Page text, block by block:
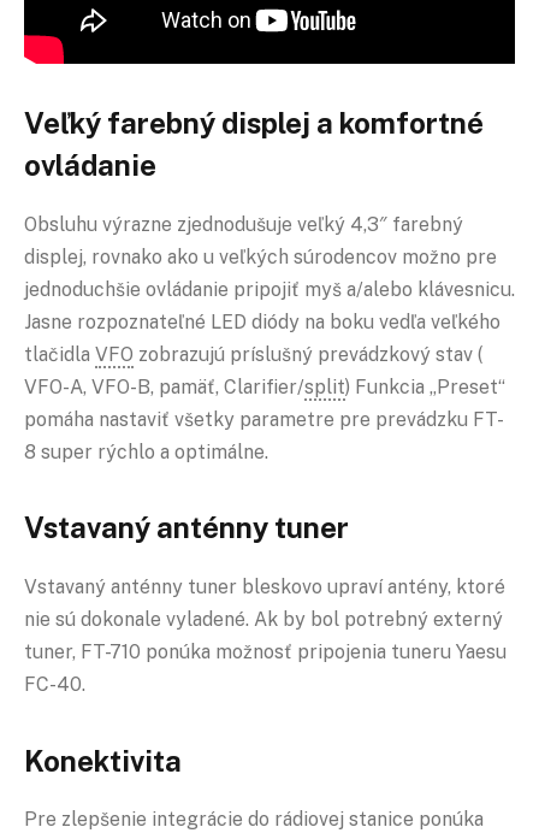
Veľký farebný displej a komfortné
ovládanie
Obsluhu výrazne zjednodušuje veľký 4,3″ farebný
displej, rovnako ako u veľkých súrodencov možno pre
jednoduchšie ovládanie pripojiť myš a/alebo klávesnicu.
Jasne rozpoznateľné LED diódy na boku vedľa veľkého
tlačidla VFO zobrazujú príslušný prevádzkový stav (
VFO-A, VFO-B, pamäť, Clarifier/split) Funkcia „Preset“
pomáha nastaviť všetky parametre pre prevádzku FT-
8 super rýchlo a optimálne.
Vstavaný anténny tuner
Vstavaný anténny tuner bleskovo upraví antény, ktoré
nie sú dokonale vyladené. Ak by bol potrebný externý
tuner, FT-710 ponúka možnosť pripojenia tuneru Yaesu
FC-40.
Konektivita
Pre zlepšenie integrácie do rádiovej stanice ponúka